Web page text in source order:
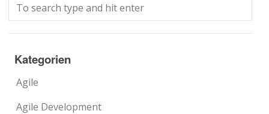
Kategorien
Agile
Agile Development